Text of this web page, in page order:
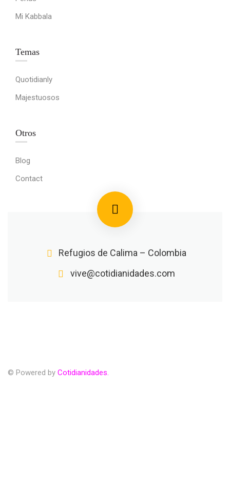
Mi Kabbala
Temas
Quotidianly
Majestuosos
Otros
Blog
Contact
Refugios de Calima – Colombia
vive@cotidianidades.com
© Powered by Cotidianidades.